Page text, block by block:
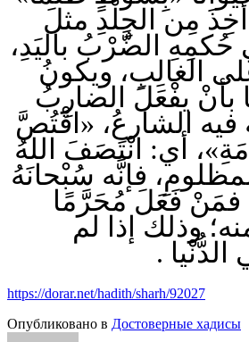
مِن الجِلْدِ مثلَ
حُكمِهِ الضَّرْبُ باليَدِ،
الغالِبِ، ويكونُ
يفْعَلَ الضارِبُ
فيه الشارعُ، «اقْتُصَّ
أي: انْتَصَفَ اللهُ
فإنَّه سُبْحانَهُ
فمَنْ فَعَلَ مُحَرَّمًا
وذلك إذا لم
.
https://dorar.net/hadith/sharh/92027
Опубликовано в Достоверные хадисы